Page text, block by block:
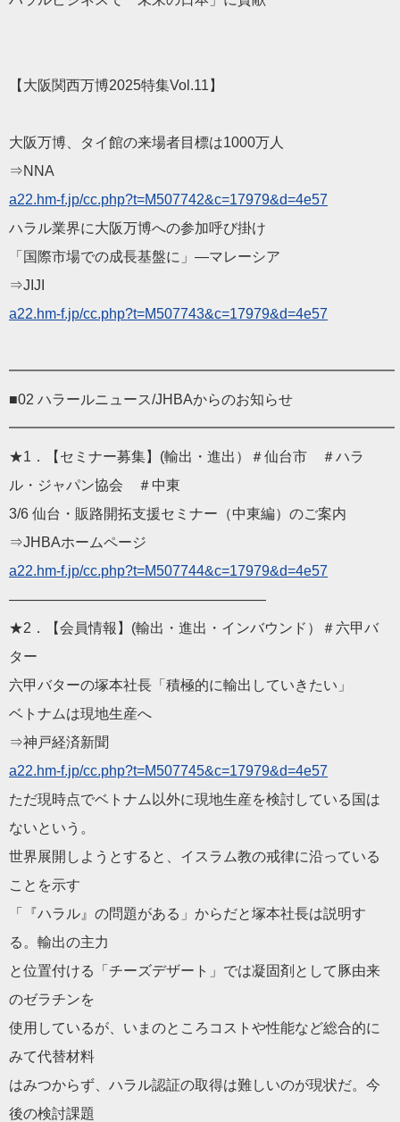
【大阪関西万博2025特集Vol.11】
大阪万博、タイ館の来場者目標は1000万人
⇒NNA
a22.hm-f.jp/cc.php?t=M507742&c=17979&d=4e57
ハラル業界に大阪万博への参加呼び掛け
「国際市場での成長基盤に」―マレーシア
⇒JIJI
a22.hm-f.jp/cc.php?t=M507743&c=17979&d=4e57
━━━━━━━━━━━━━━━━━━━━━━━━━━━
■02 ハラールニュース/JHBAからのお知らせ
━━━━━━━━━━━━━━━━━━━━━━━━━━━
★1．【セミナー募集】(輸出・進出）＃仙台市 ＃ハラ
ル・ジャパン協会 ＃中東
3/6 仙台・販路開拓支援セミナー（中東編）のご案内
⇒JHBAホームページ
a22.hm-f.jp/cc.php?t=M507744&c=17979&d=4e57
——————————————————
★2．【会員情報】(輸出・進出・インバウンド）＃六甲バ
ター
六甲バターの塚本社長「積極的に輸出していきたい」
ベトナムは現地生産へ
⇒神戸経済新聞
a22.hm-f.jp/cc.php?t=M507745&c=17979&d=4e57
ただ現時点でベトナム以外に現地生産を検討している国は
ないという。
世界展開しようとすると、イスラム教の戒律に沿っている
ことを示す
「『ハラル』の問題がある」からだと塚本社長は説明す
る。輸出の主力
と位置付ける「チーズデザート」では凝固剤として豚由来
のゼラチンを
使用しているが、いまのところコストや性能など総合的に
みて代替材料
はみつからず、ハラル認証の取得は難しいのが現状だ。今
後の検討課題